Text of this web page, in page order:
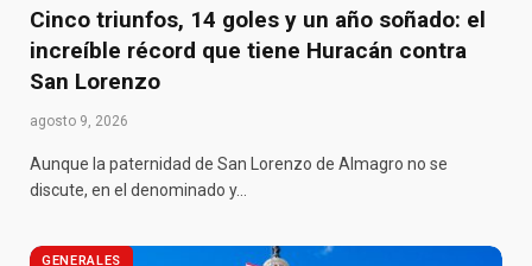
Cinco triunfos, 14 goles y un año soñado: el
increíble récord que tiene Huracán contra
San Lorenzo
agosto 9, 2026
Aunque la paternidad de San Lorenzo de Almagro no se
discute, en el denominado y…
GENERALES